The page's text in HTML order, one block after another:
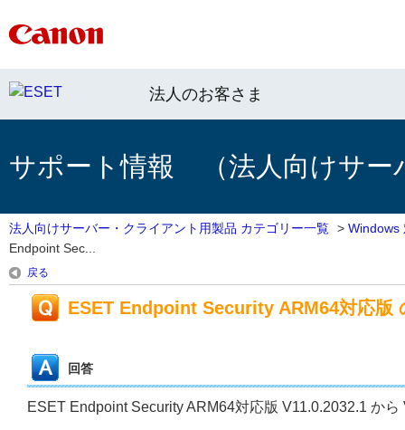
法人のお客さま
サポート情報 （法人向けサー
法人向けサーバー・クライアント用製品 カテゴリー一覧 > Windows
Endpoint Sec...
戻る
ESET Endpoint Security ARM64対応版
回答
ESET Endpoint Security ARM64対応版 V11.0.2032.1 か